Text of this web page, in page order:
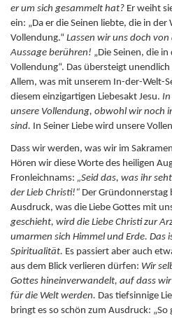
er um sich gesammelt hat? Er weiht
ein: „Da er die Seinen liebte, die in
Vollendung.“ Lassen wir uns doch
Aussage berühren! „Die Seinen, die
Vollendung“. Das übersteigt
Allem, was mit unserem In-der-Welt-
diesem einzigartigen Liebesakt Jesu. In
unsere Vollendung, obwohl wir noch
sind. In Seiner Liebe wird unsere
Dass wir werden, was wir im
Hören wir diese Worte des heiligen
Fronleichnams: „Seid das, was ihr
der Lieb Christi!“ Der Gründonnerstag
Ausdruck, was die Liebe Gottes mit
geschieht, wird die Liebe Christi zur
umarmen sich Himmel und Erde. Das
Spiritualität. Es passiert aber auch
aus dem Blick verlieren dürfen: Wir
Gottes hineinverwandelt, auf dass
für die Welt werden. Das tiefsinnige
bringt es so schön zum Ausdruck: „So